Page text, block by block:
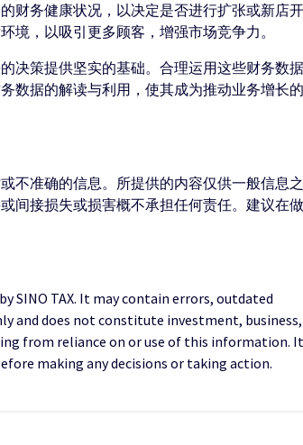
务健康状况，以决定是否进行扩张或新店开
，以吸引更多顾客，增强市场竞争力。
决策提供坚实的基础。合理运用这些财务数
数据的解读与利用，使其成为推动业务增长
不准确的信息。所提供的内容仅供一般信息之
间接损失或损害概不承担任何责任。建议在
SINO TAX. It may contain errors, outdated
and does not constitute investment,
from reliance on or use of this information.
making any decisions or taking action.